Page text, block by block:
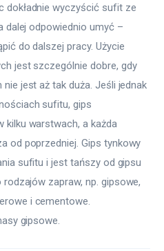
dokładnie wyczyścić sufit ze
dalej odpowiednio umyć –
do dalszej pracy. Użycie
jest szczególnie dobre, gdy
jest aż tak duża. Jeśli jednak
sufitu, gips
kilku warstwach, a każda
od poprzedniej. Gips tynkowy
sufitu i jest tańszy od gipsu
zapraw, np. gipsowe,
i cementowe.
gipsowe.